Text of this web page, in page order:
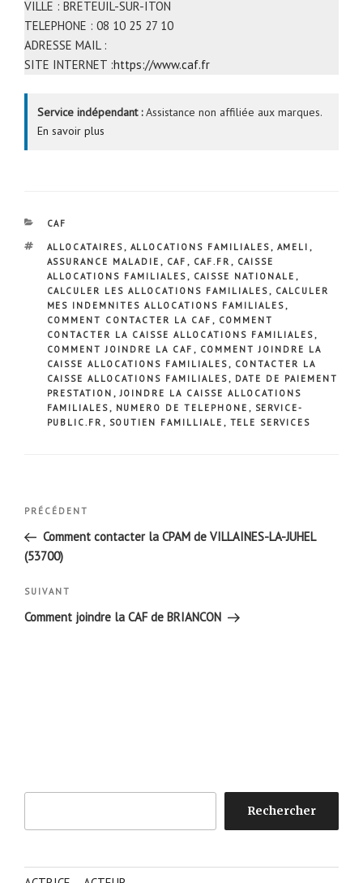
VILLE : BRETEUIL-SUR-ITON
TELEPHONE : 08 10 25 27 10
ADRESSE MAIL :
SITE INTERNET :https://www.caf.fr
Service indépendant :Assistance non affiliée aux marques.
En savoir plus
CATÉGORIES
CAF
ÉTIQUETTES
ALLOCATAIRES, ALLOCATIONS FAMILIALES, AMELI ,
ASSURANCE MALADIE , CAF , CAF.FR , CAISSE
ALLOCATIONS FAMILIALES, CAISSE NATIONALE ,
CALCULER LES ALLOCATIONS FAMILIALES, CALCULER
MES INDEMNITES ALLOCATIONS FAMILIALES,
COMMENT CONTACTER LA CAF , COMMENT
CONTACTER LA CAISSE ALLOCATIONS FAMILIALES,
COMMENT JOINDRE LA CAF , COMMENT JOINDRE LA
CAISSE ALLOCATIONS FAMILIALES, CONTACTER LA
CAISSE ALLOCATIONS FAMILIALES, DATE DE PAIEMENT
PRESTATION ,JOINDRE LA CAISSE ALLOCATIONS
FAMILIALES, NUMERO DE TELEPHONE , SERVICE-
PUBLIC.FR , SOUTIEN FAMILLIALE , TELE SERVICES
Navigation
l’article
Article
précédent
PRÉCÉDENT
Comment contacter la CPAM de VILLAINES-LA-JUHEL
(53700)
Article
suivant
SUIVANT
Comment joindre la CAF de BRIANCON
Rechercher